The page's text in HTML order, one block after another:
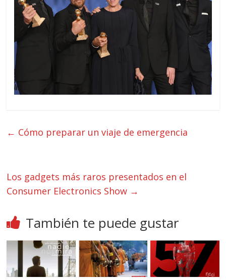
← Cómo preparar un viaje de emergencia
Los gadgets más raros presentados en el
Consumer Electronics Show →
También te puede gustar